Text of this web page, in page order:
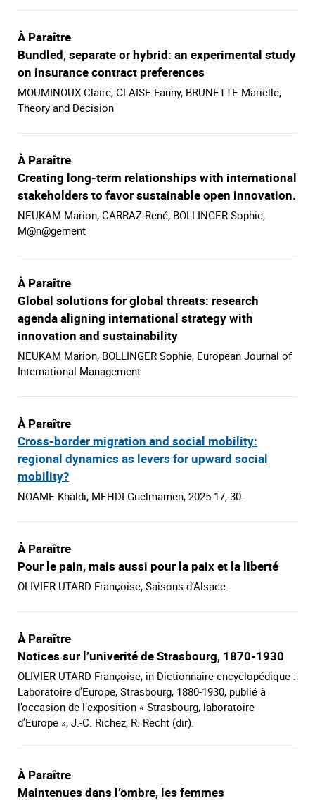
À Paraître
Bundled, separate or hybrid: an experimental study
on insurance contract preferences
MOUMINOUX Claire, CLAISE Fanny, BRUNETTE Marielle,
Theory and Decision
À Paraître
Creating long-term relationships with international
stakeholders to favor sustainable open innovation.
NEUKAM Marion, CARRAZ René, BOLLINGER Sophie,
M@n@gement
À Paraître
Global solutions for global threats: research
agenda aligning international strategy with
innovation and sustainability
NEUKAM Marion, BOLLINGER Sophie, European Journal of
International Management
À Paraître
Cross-border migration and social mobility:
regional dynamics as levers for upward social
mobility?
NOAME Khaldi, MEHDI Guelmamen, 2025-17, 30.
À Paraître
Pour le pain, mais aussi pour la paix et la liberté
OLIVIER-UTARD Françoise, Saisons d’Alsace.
À Paraître
Notices sur l’univerité de Strasbourg, 1870-1930
OLIVIER-UTARD Françoise, in Dictionnaire encyclopédique :
Laboratoire d’Europe, Strasbourg, 1880-1930, publié à
l’occasion de l’exposition « Strasbourg, laboratoire
d’Europe », J.-C. Richez, R. Recht (dir).
À Paraître
Maintenues dans l’ombre, les femmes